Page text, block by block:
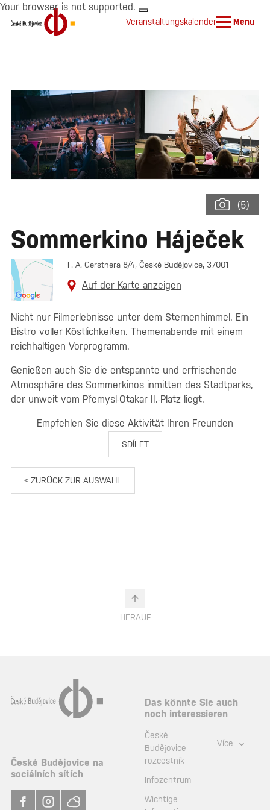
Your browser is not supported.
Veranstaltungskalender Menu
(5)
Sommerkino Háječek
F. A. Gerstnera 8/4, České Budějovice, 37001
Auf der Karte anzeigen
Nicht nur Filmerlebnisse unter dem Sternenhimmel. Ein
Bistro voller Köstlichkeiten. Themenabende mit einem
reichhaltigen Vorprogramm.
Genießen auch Sie die entspannte und erfrischende
Atmosphäre des Sommerkinos inmitten des Stadtparks,
der unweit vom Přemysl-Otakar II.-Platz liegt.
Empfehlen Sie diese Aktivität Ihren Freunden
SDÍLET
< ZURÜCK ZUR AUSWAHL
HERAUF
České Budějovice na
sociálních sítích
Das könnte Sie auch
noch interessieren
České
Budějovice
rozcestník
Infozentrum
Wichtige
Více